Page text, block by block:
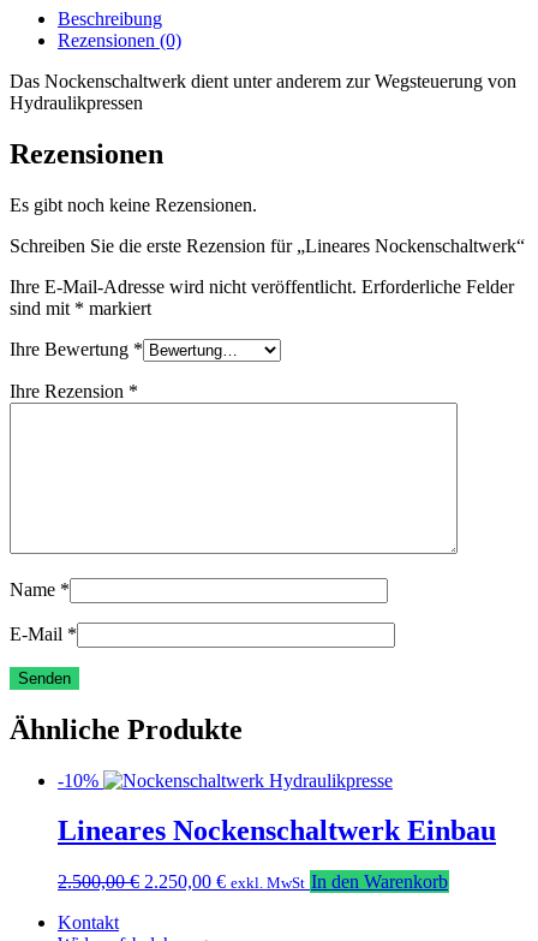
Beschreibung
Rezensionen (0)
Das Nockenschaltwerk dient unter anderem zur Wegsteuerung von
Hydraulikpressen
Rezensionen
Es gibt noch keine Rezensionen.
Schreiben Sie die erste Rezension für „Lineares Nockenschaltwerk“
Ihre E-Mail-Adresse wird nicht veröffentlicht. Erforderliche Felder
sind mit * markiert
Ihre Bewertung *
Ihre Rezension *
Name *
E-Mail *
Ähnliche Produkte
-10%
Lineares Nockenschaltwerk Einbau
2.500,00€ Ursprünglicher
2.250,00 €Aktueller
exkl. MwSt In den Warenkorb
Kontakt